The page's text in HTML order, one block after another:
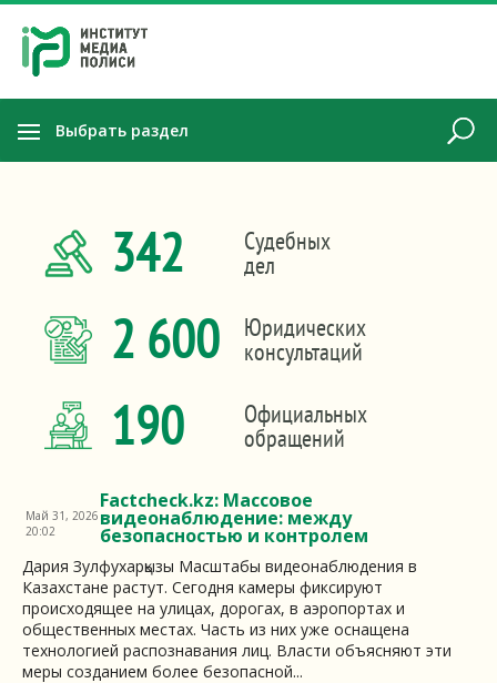
Выбрать раздел
342 Судебных
дел
2 600 Юридических
консультаций
190 Официальных
обращений
Factcheck.kz: Массовое
видеонаблюдение: между
безопасностью и контролем
Май 31, 2026
20:02
Дария Зулфухарқызы Масштабы видеонаблюдения в
Казахстане растут. Сегодня камеры фиксируют
происходящее на улицах, дорогах, в аэропортах и
общественных местах. Часть из них уже оснащена
технологией распознавания лиц. Власти объясняют эти
меры созданием более безопасной...